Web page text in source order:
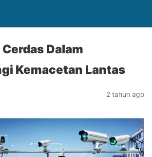
Dalam
Kemacetan Lantas
2 tahun ago